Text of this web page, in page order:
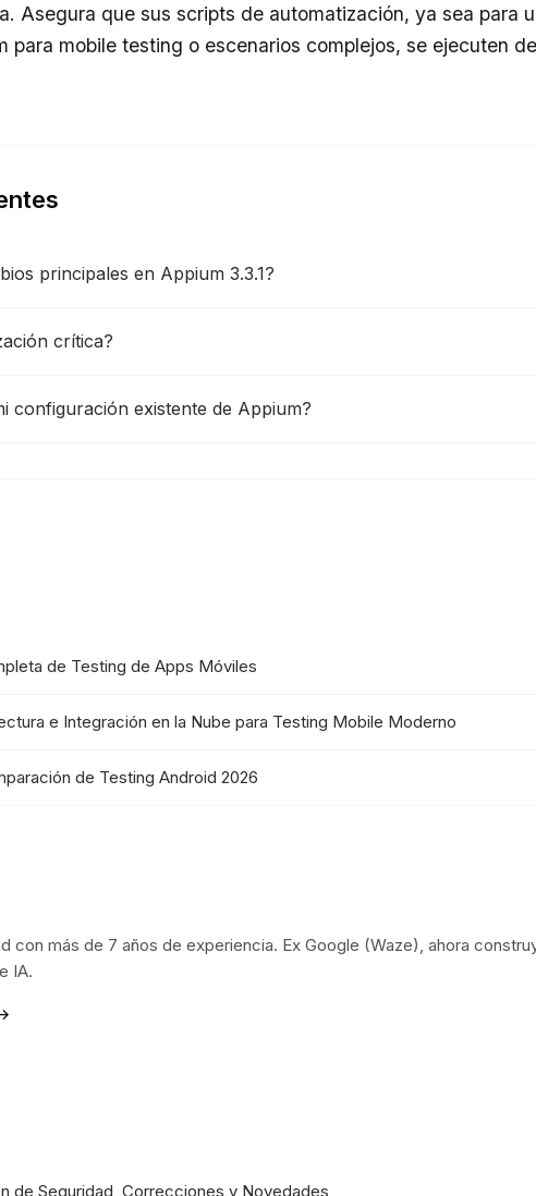
Asegura que sus scripts de automatización, ya sea para
para mobile testing o escenarios complejos, se ejecuten
principales en Appium 3.3.1?
crítica?
configuración existente de Appium?
de Testing de Apps Móviles
e Integración en la Nube para Testing Mobile Moderno
de Testing Android 2026
con más de 7 años de experiencia. Ex Google (Waze), ahora
IA.
de Seguridad, Correcciones y Novedades